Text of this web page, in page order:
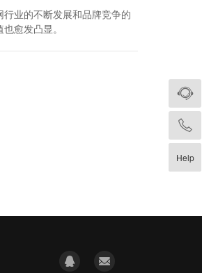
行业的不断发展和品牌竞争的
愈发凸显。
Help